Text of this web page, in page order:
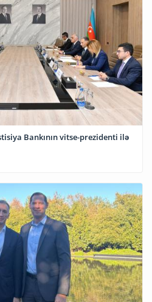
Bankının vitse-prezidenti ilə